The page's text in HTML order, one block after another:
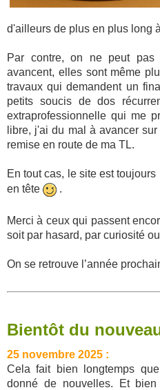
d'ailleurs de plus en plus long
Par contre, on ne peut pas
avancent, elles sont même
travaux qui demandent un
petits soucis de dos
extraprofessionnelle qui me
libre, j'ai du mal à avancer
remise en route de ma TL.
En tout cas, le site est
en tête
.
Merci à ceux qui passent
soit par hasard, par curiosité
On se retrouve l’année
Bientôt du
25 novembre 2025 :
Cela fait bien longtemps
donné de nouvelles. Et